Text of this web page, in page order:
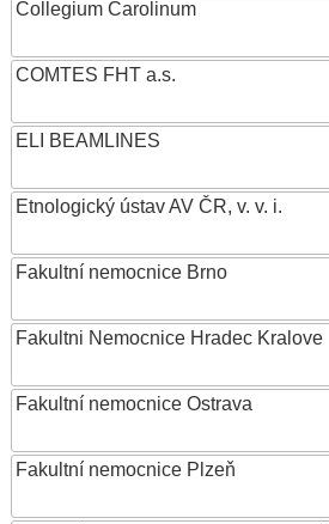
Collegium Carolinum
COMTES FHT a.s.
ELI BEAMLINES
Etnologický ústav AV ČR, v. v. i.
Fakultní nemocnice Brno
Fakultni Nemocnice Hradec Kralove
Fakultní nemocnice Ostrava
Fakultní nemocnice Plzeň